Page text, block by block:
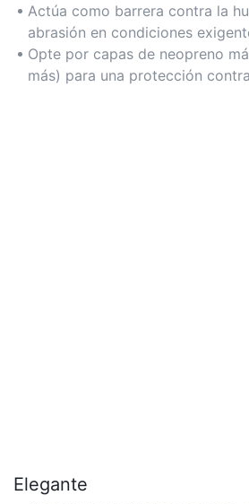
frágiles.
Actúa como barrera contra la
abrasión en condiciones
Opte por capas de neopreno
más) para una protección
Elegante